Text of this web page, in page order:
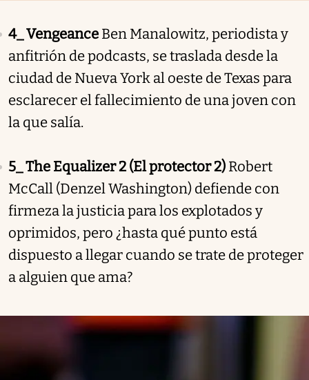
4_ Vengeance Ben Manalowitz, periodista y
anfitrión de podcasts, se traslada desde la
ciudad de Nueva York al oeste de Texas para
esclarecer el fallecimiento de una joven con
la que salía.
5_ The Equalizer 2 (El protector 2) Robert
McCall (Denzel Washington) defiende con
firmeza la justicia para los explotados y
oprimidos, pero ¿hasta qué punto está
dispuesto a llegar cuando se trate de proteger
a alguien que ama?